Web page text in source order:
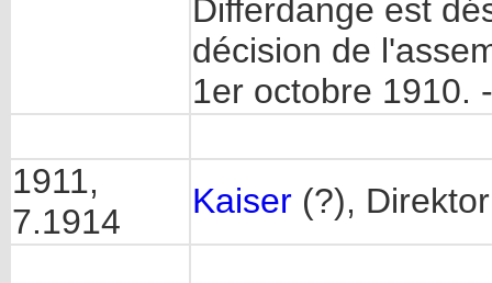
Differdange est
décision de
1er octobre 1910.
1911,
7.1914
Kaiser (?),